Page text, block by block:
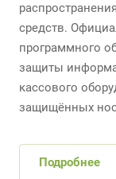
средств.
программного
защиты
кассового
защищённых
Подробнее